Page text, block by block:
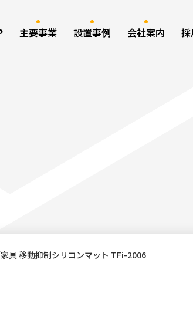
主要事業 設置事例 会社案内
具 移動抑制シリコンマット TFi-2006